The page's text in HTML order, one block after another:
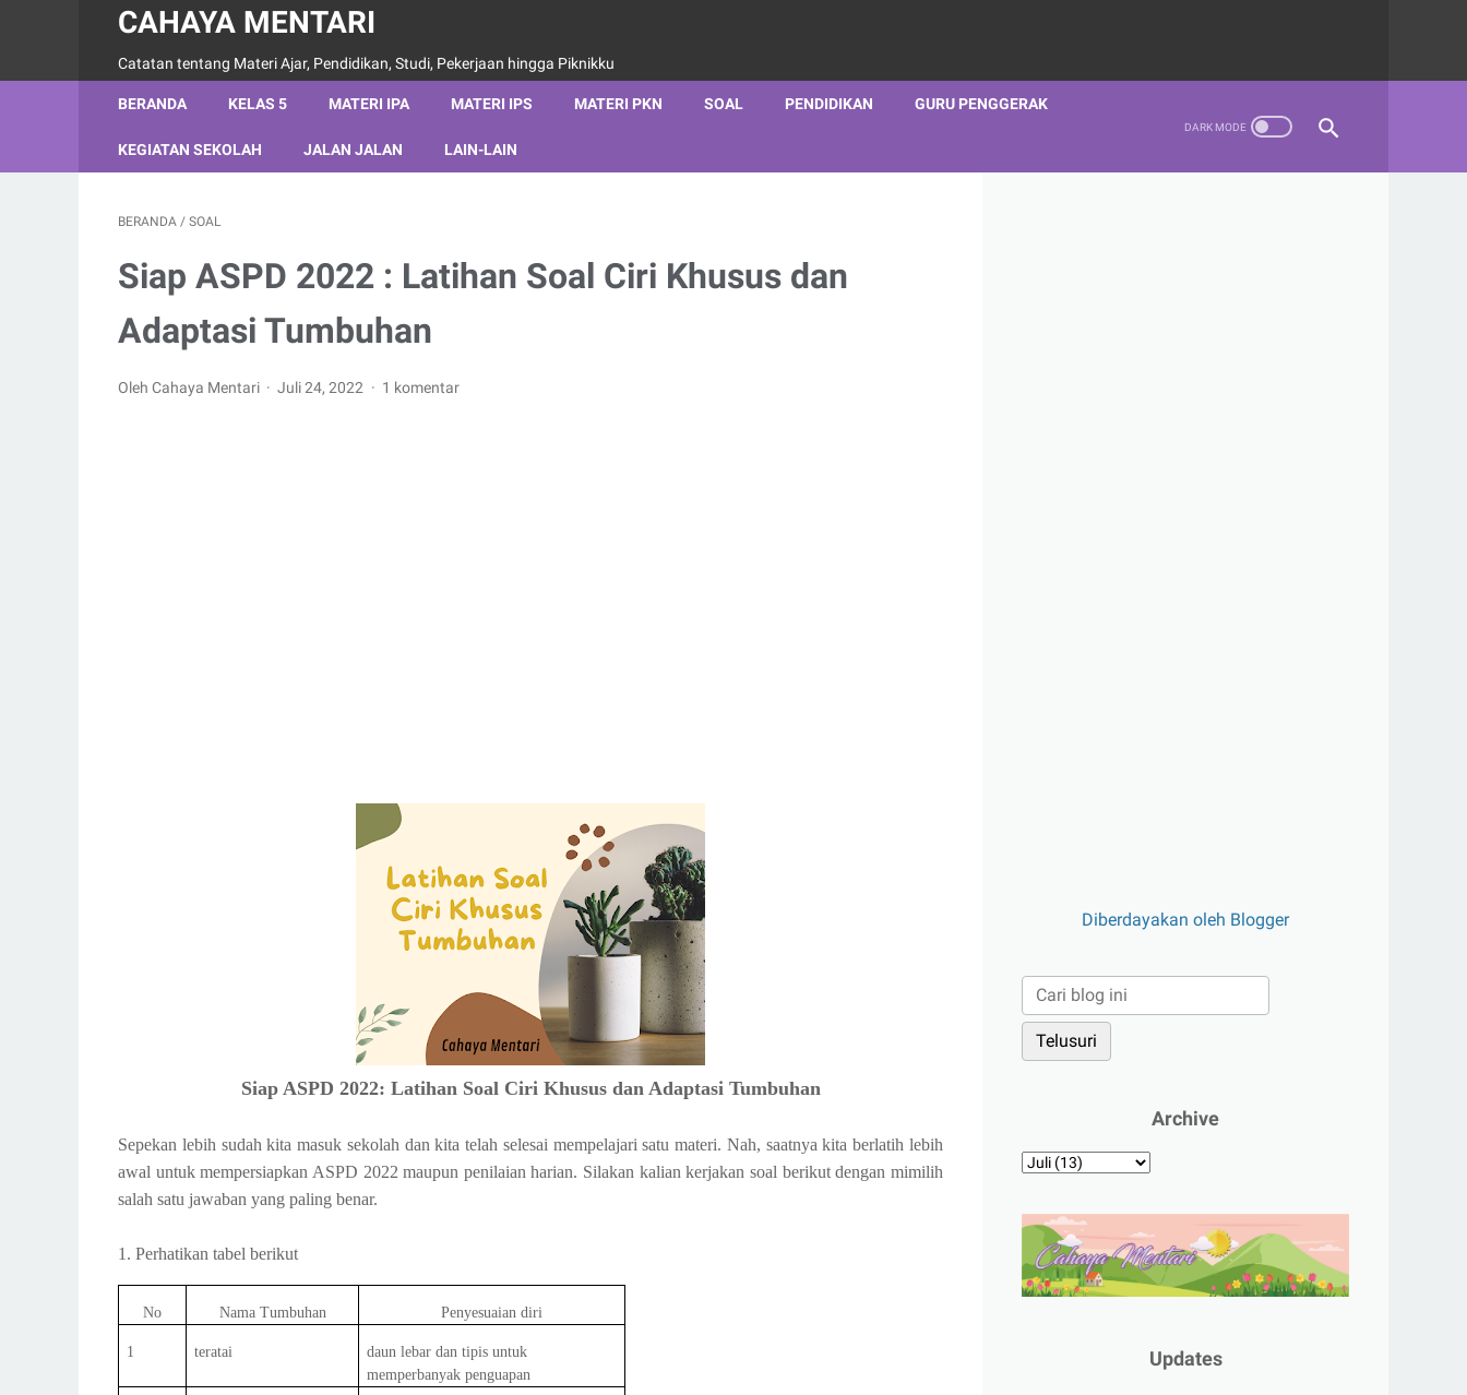
CAHAYA MENTARI
Catatan tentang Materi Ajar, Pendidikan, Studi, Pekerjaan hingga Piknikku
BERANDA KELAS 5 MATERI IPA MATERI IPS MATERI PKN SOAL PENDIDIKAN GURU PENGGERAK
KEGIATAN SEKOLAH JALAN JALAN LAIN-LAIN
BERANDA / SOAL
Siap ASPD 2022 : Latihan Soal Ciri Khusus dan
Adaptasi Tumbuhan
Oleh Cahaya Mentari Juli 24, 2022 1 komentar
Siap ASPD 2022: Latihan Soal Ciri Khusus dan Adaptasi Tumbuhan
Sepekan lebih sudah kita masuk sekolah dan kita telah selesai mempelajari satu materi. Nah, saatnya kita berlatih lebih
awal untuk mempersiapkan ASPD 2022 maupun penilaian harian. Silakan kalian kerjakan soal berikut dengan mimilih
salah satu jawaban yang paling benar.
1. Perhatikan tabel berikut
No Nama Tumbuhan Penyesuaian diri
1 teratai
daun lebar dan tipis untuk
memperbanyak penguapan
Diberdayakan oleh Blogger
Archive
Updates